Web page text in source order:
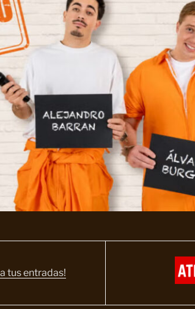
tus entradas!